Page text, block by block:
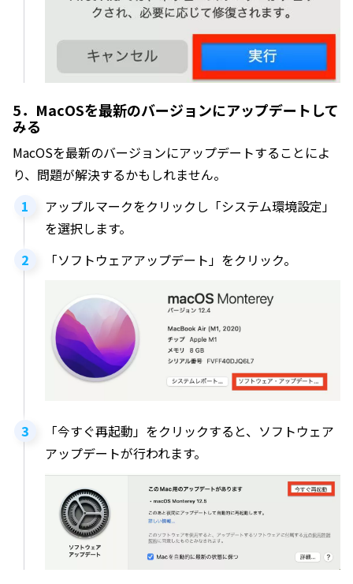
5．MacOSを最新のバージョンにアップデートして
みる
MacOSを最新のバージョンにアップデートすることによ
り、問題が解決するかもしれません。
アップルマークをクリックし「システム環境設定」
を選択します。
「ソフトウェアアップデート」をクリック。
「今すぐ再起動」をクリックすると、ソフトウェア
アップデートが行われます。